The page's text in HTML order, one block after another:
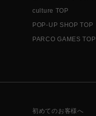
culture TOP
POP-UP SHOP TOP
PARCO GAMES TOP
初めてのお客様へ